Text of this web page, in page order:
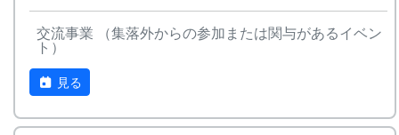
交流事業 （集落外からの参加または関与があるイベン
ト）
見る